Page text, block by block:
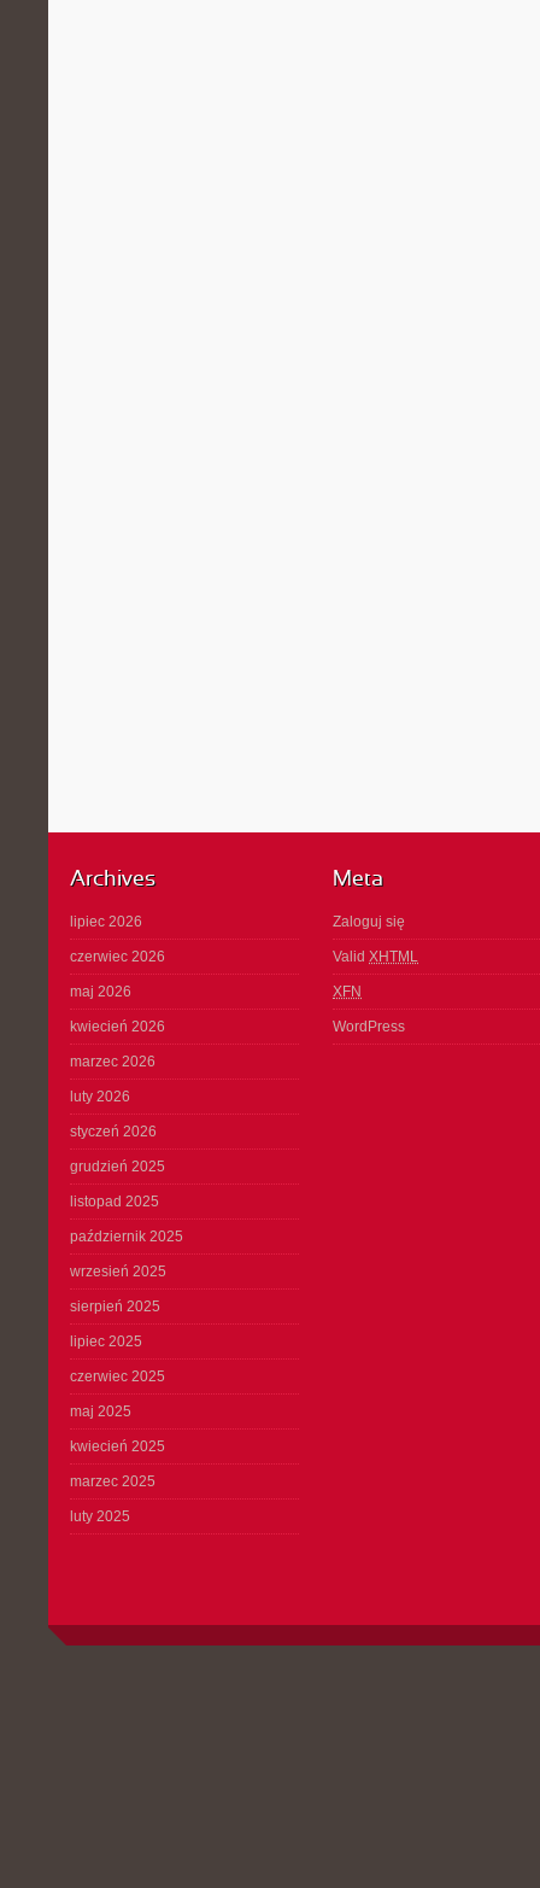
Archives
lipiec 2026
czerwiec 2026
maj 2026
kwiecień 2026
marzec 2026
luty 2026
styczeń 2026
grudzień 2025
listopad 2025
październik 2025
wrzesień 2025
sierpień 2025
lipiec 2025
czerwiec 2025
maj 2025
kwiecień 2025
marzec 2025
luty 2025
Meta
Zaloguj się
Valid XHTML
XFN
WordPress